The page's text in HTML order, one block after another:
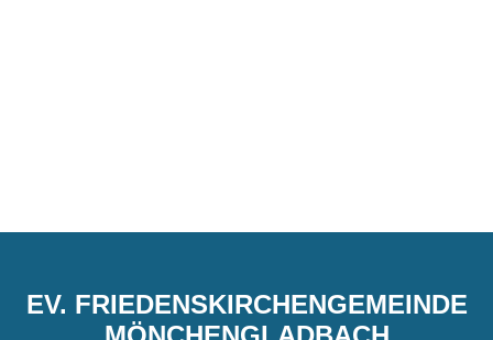
EV. FRIEDENSKIRCHENGEMEINDE